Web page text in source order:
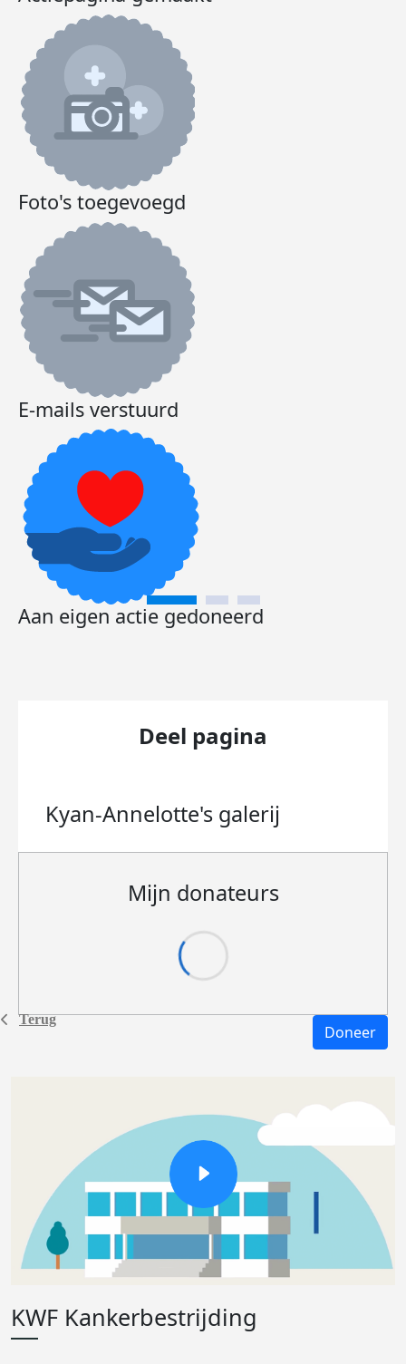
Terug
Foto's toegevoegd
E-mails verstuurd
Aan eigen actie gedoneerd
Deel pagina
Kyan-Annelotte's galerij
Mijn donateurs
Doneer
KWF Kankerbestrijding